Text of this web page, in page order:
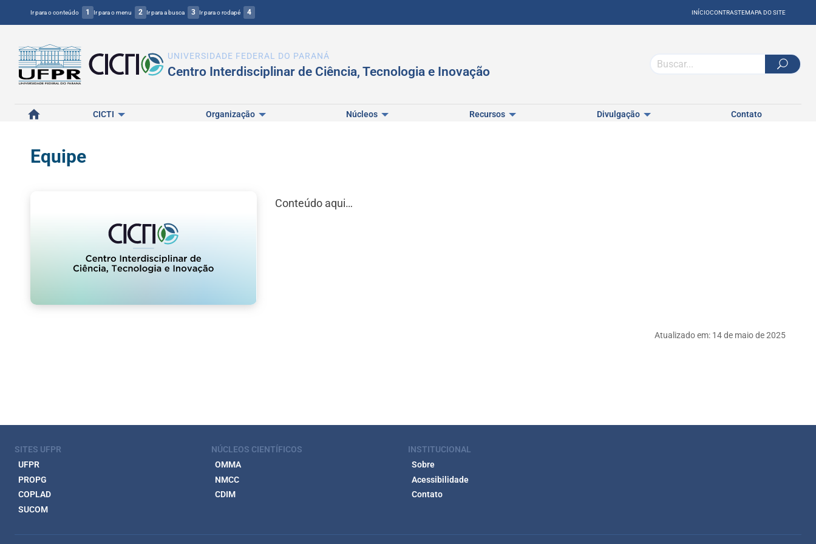
Ir para o conteúdo 1 Ir para o menu 2 Ir para a busca 3 Ir para o rodapé 4 INÍCIOCONTRASTEMAPA DO SITE
UNIVERSIDADE FEDERAL DO PARANÁ
Centro Interdisciplinar de Ciência, Tecnologia e Inovação
Home CICTI Organização Núcleos Recursos Divulgação Contato
Equipe
Conteúdo aqui…
Atualizado em: 14 de maio de 2025
SITES UFPR
UFPR
PROPG
COPLAD
SUCOM
NÚCLEOS CIENTÍFICOS
OMMA
NMCC
CDIM
INSTITUCIONAL
Sobre
Acessibilidade
Contato